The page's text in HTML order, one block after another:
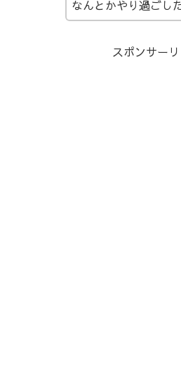
なんとかやり過ごし
スポンサー